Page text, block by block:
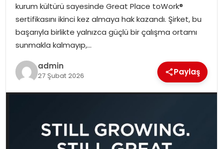
DÜNYA
OTOMOBIL
kurum kültürü sayesinde Great Place toWork®
sertifikasını ikinci kez almaya hak kazandı. Şirket, bu
başarıyla birlikte yalnızca güçlü bir çalışma ortamı
sunmakla kalmayıp,…
admin
27 Şubat 2026 Paylaş